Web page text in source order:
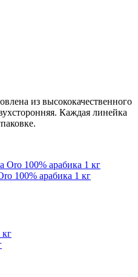
из высококачественного
Каждая линейка
100% арабика 1 кг